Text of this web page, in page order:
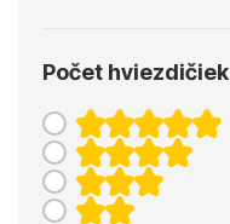
Počet hviezdičiek